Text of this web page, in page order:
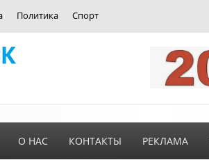
Политика Спорт
О НАС КОНТАКТЫ РЕКЛАМА